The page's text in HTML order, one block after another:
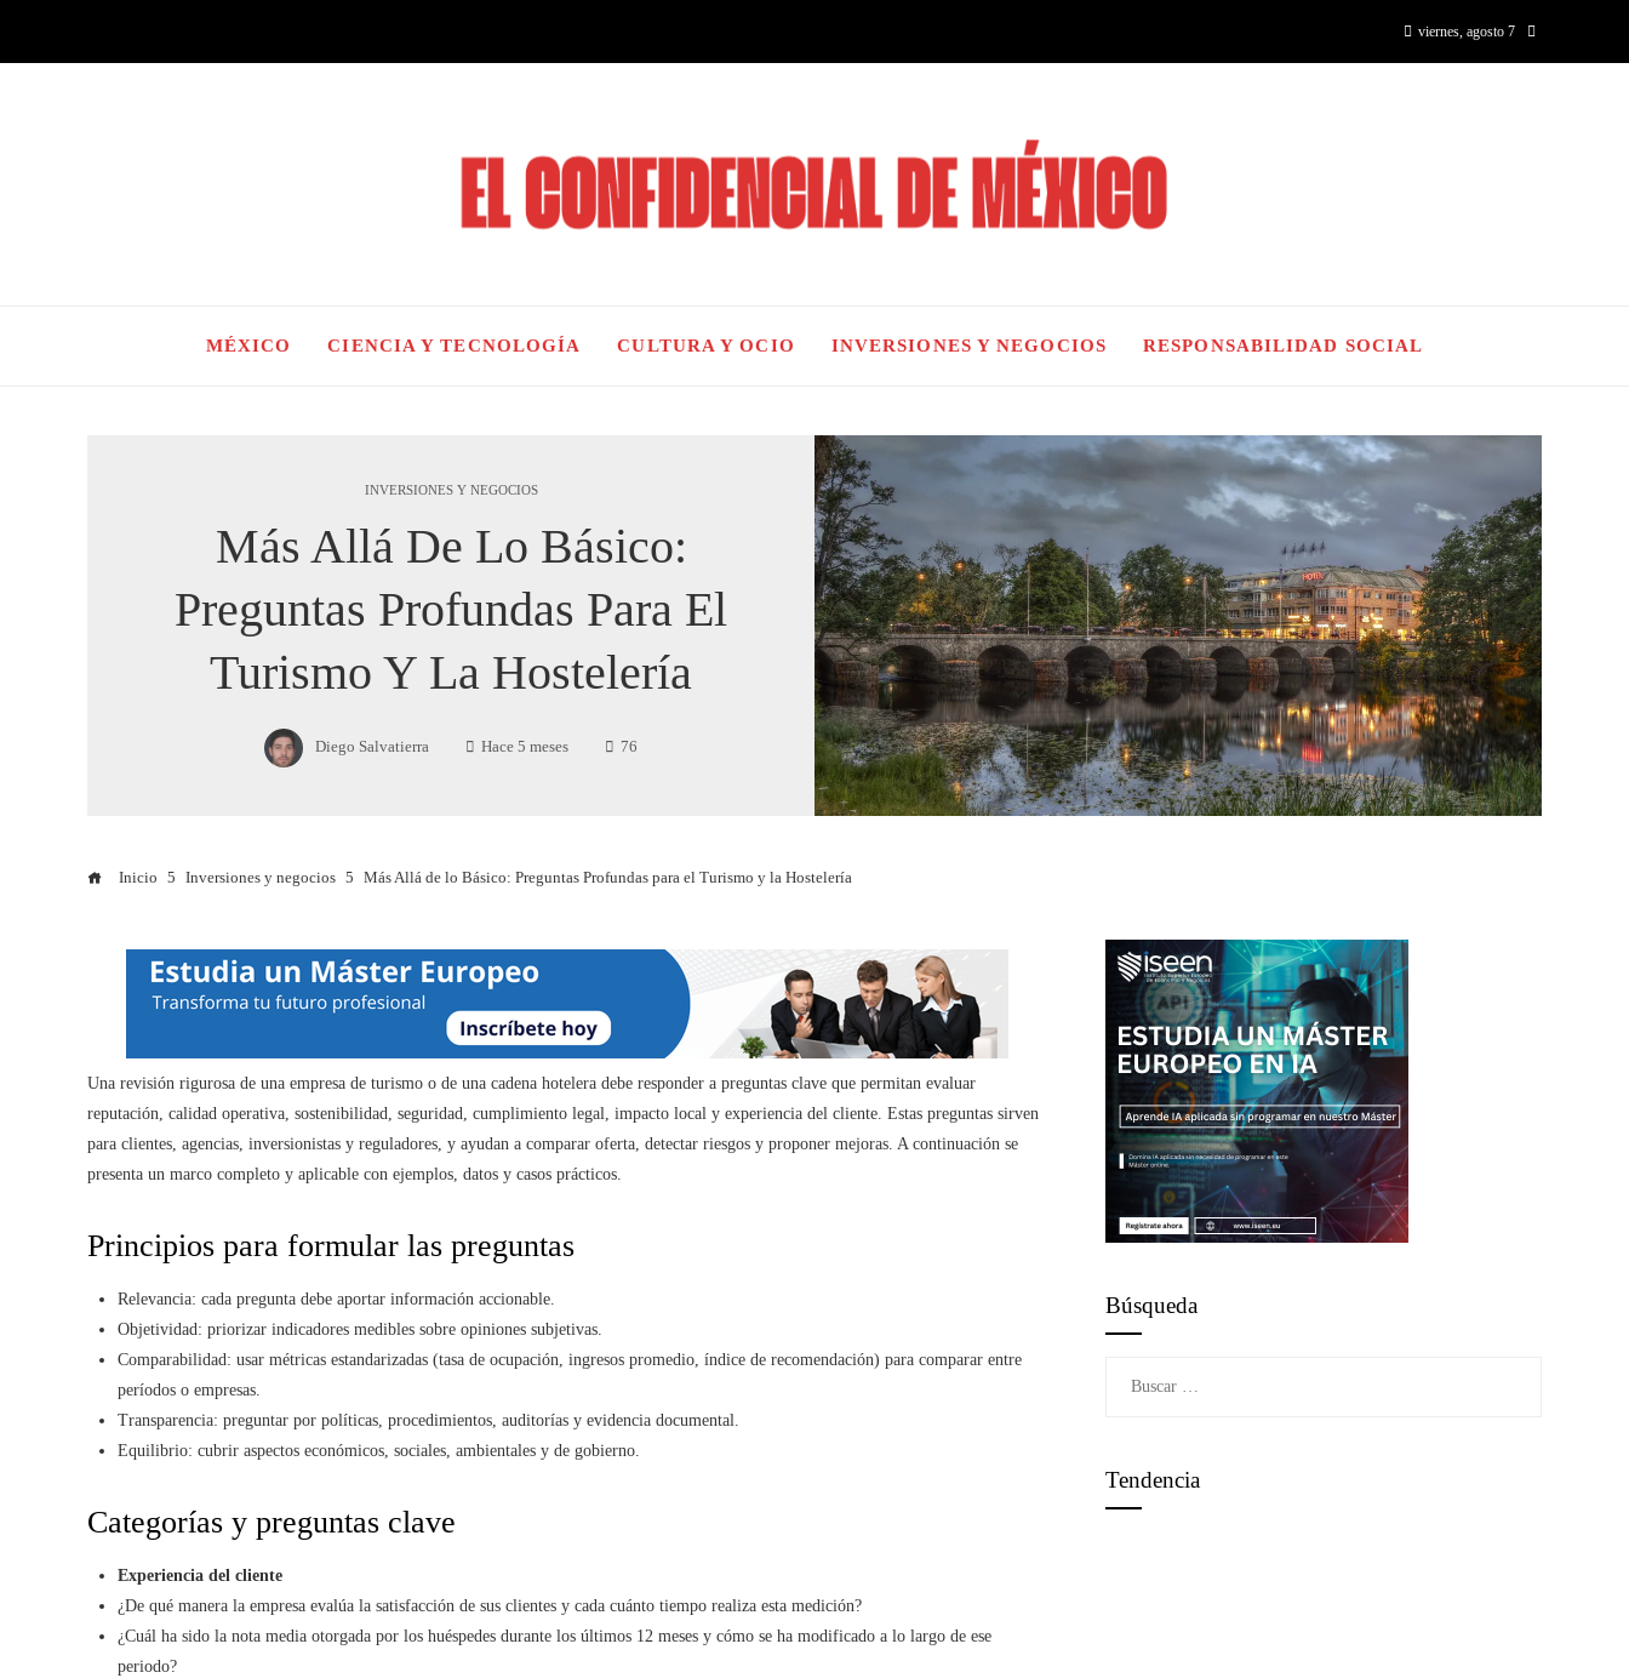
viernes, agosto 7
MÉXICO CIENCIA Y TECNOLOGÍA CULTURA Y OCIO INVERSIONES Y NEGOCIOS RESPONSABILIDAD SOCIAL
INVERSIONES Y NEGOCIOS
Más Allá De Lo Básico:
Preguntas Profundas Para El
Turismo Y La Hostelería
Diego Salvatierra Hace 5 meses 76
Inicio Inversiones y negocios Más Allá de lo Básico: Preguntas Profundas para el Turismo y la Hostelería
Una revisión rigurosa de una empresa de turismo o de una cadena hotelera debe responder a preguntas clave que permitan evaluar
reputación, calidad operativa, sostenibilidad, seguridad, cumplimiento legal, impacto local y experiencia del cliente. Estas preguntas sirven
para clientes, agencias, inversionistas y reguladores, y ayudan a comparar oferta, detectar riesgos y proponer mejoras. A continuación se
presenta un marco completo y aplicable con ejemplos, datos y casos prácticos.
Principios para formular las preguntas
Relevancia: cada pregunta debe aportar información accionable.
Objetividad: priorizar indicadores medibles sobre opiniones subjetivas.
Comparabilidad: usar métricas estandarizadas (tasa de ocupación, ingresos promedio, índice de recomendación) para comparar entre
períodos o empresas.
Transparencia: preguntar por políticas, procedimientos, auditorías y evidencia documental.
Equilibrio: cubrir aspectos económicos, sociales, ambientales y de gobierno.
Categorías y preguntas clave
Experiencia del cliente
¿De qué manera la empresa evalúa la satisfacción de sus clientes y cada cuánto tiempo realiza esta medición?
¿Cuál ha sido la nota media otorgada por los huéspedes durante los últimos 12 meses y cómo se ha modificado a lo largo de ese
periodo?
Búsqueda
Tendencia